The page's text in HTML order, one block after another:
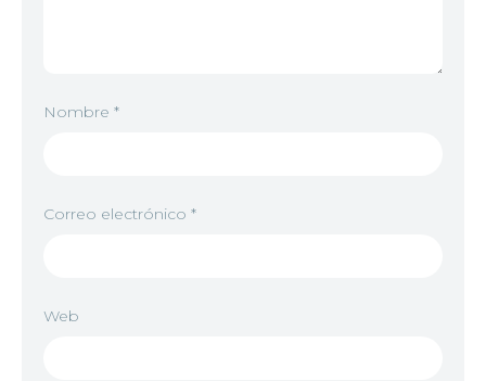
Nombre *
Correo electrónico *
Web